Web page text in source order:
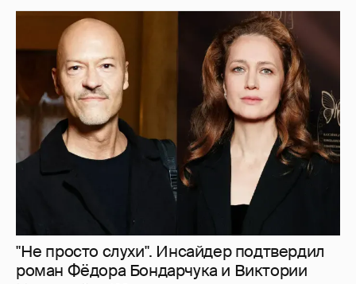
"Не просто слухи". Инсайдер подтвердил
роман Фёдора Бондарчука и Виктории